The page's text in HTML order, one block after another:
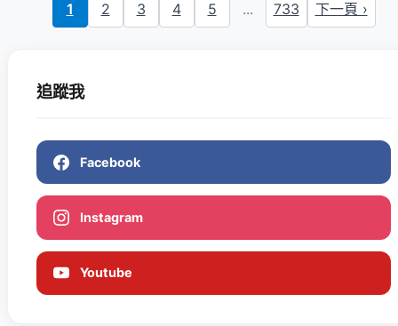
1 2 3 4 5 ... 733 下一頁 ›
追蹤我
Facebook
Instagram
Youtube